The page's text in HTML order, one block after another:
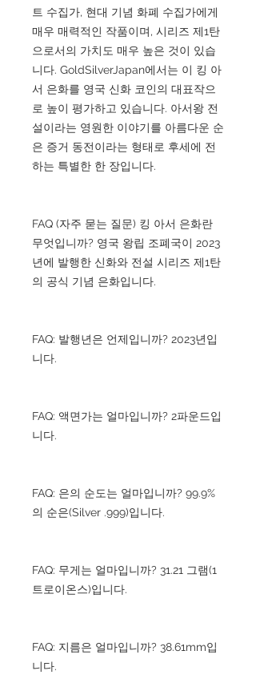
트 수집가, 현대 기념 화폐 수집가에게
매우 매력적인 작품이며, 시리즈 제1탄
으로서의 가치도 매우 높은 것이 있습
니다. GoldSilverJapan에서는 이 킹 아
서 은화를 영국 신화 코인의 대표작으
로 높이 평가하고 있습니다. 아서왕 전
설이라는 영원한 이야기를 아름다운 순
은 증거 동전이라는 형태로 후세에 전
하는 특별한 한 장입니다.
FAQ (자주 묻는 질문) 킹 아서 은화란
무엇입니까? 영국 왕립 조폐국이 2023
년에 발행한 신화와 전설 시리즈 제1탄
의 공식 기념 은화입니다.
FAQ: 발행년은 언제입니까? 2023년입
니다.
FAQ: 액면가는 얼마입니까? 2파운드입
니다.
FAQ: 은의 순도는 얼마입니까? 99.9%
의 순은(Silver .999)입니다.
FAQ: 무게는 얼마입니까? 31.21 그램(1
트로이온스)입니다.
FAQ: 지름은 얼마입니까? 38.61mm입
니다.